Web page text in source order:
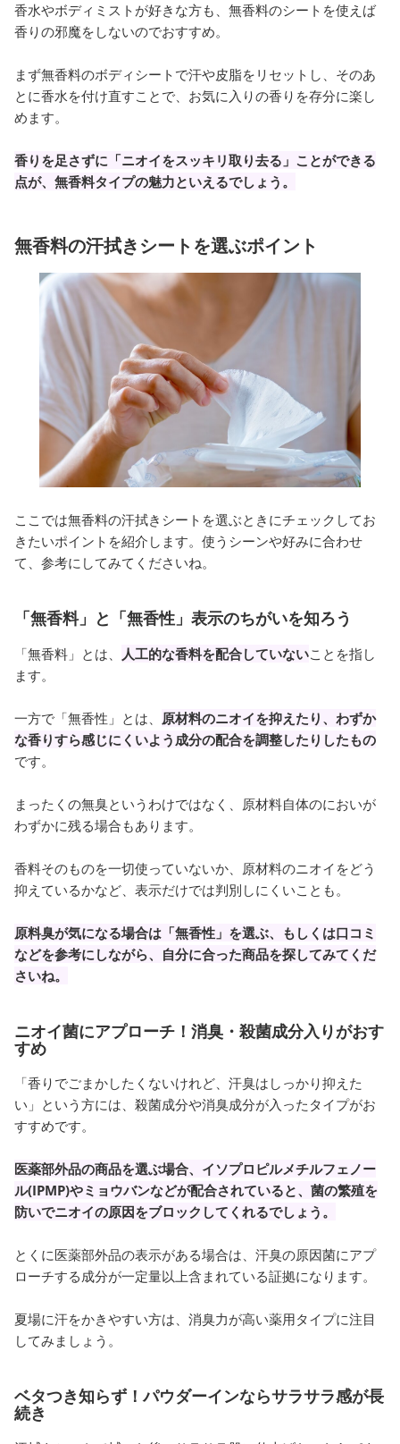
香水やボディミストが好きな方も、無香料のシートを使えば
香りの邪魔をしないのでおすすめ。
まず無香料のボディシートで汗や皮脂をリセットし、そのあ
とに香水を付け直すことで、お気に入りの香りを存分に楽し
めます。
香りを足さずに「ニオイをスッキリ取り去る」ことができる
点が、無香料タイプの魅力といえるでしょう。
無香料の汗拭きシートを選ぶポイント
ここでは無香料の汗拭きシートを選ぶときにチェックしてお
きたいポイントを紹介します。使うシーンや好みに合わせ
て、参考にしてみてくださいね。
「無香料」と「無香性」表示のちがいを知ろう
「無香料」とは、 人工的な香料を配合していないことを指し
ます。
一方で「無香性」とは、 原材料のニオイを抑えたり、わずか
な香りすら感じにくいよう成分の配合を調整したりしたもの
です。
まったくの無臭というわけではなく、原材料自体のにおいが
わずかに残る場合もあります。
香料そのものを一切使っていないか、原材料のニオイをどう
抑えているかなど、表示だけでは判別しにくいことも。
原料臭が気になる場合は「無香性」を選ぶ、もしくは口コミ
などを参考にしながら、自分に合った商品を探してみてくだ
さいね。
ニオイ菌にアプローチ！消臭・殺菌成分入りがおす
すめ
「香りでごまかしたくないけれど、汗臭はしっかり抑えた
い」という方には、殺菌成分や消臭成分が入ったタイプがお
すすめです。
医薬部外品の商品を選ぶ場合、イソプロピルメチルフェノー
ル(IPMP)やミョウバンなどが配合されていると、菌の繁殖を
防いでニオイの原因をブロックしてくれるでしょう。
とくに医薬部外品の表示がある場合は、汗臭の原因菌にアプ
ローチする成分が一定量以上含まれている証拠になります。
夏場に汗をかきやすい方は、消臭力が高い薬用タイプに注目
してみましょう。
ベタつき知らず！パウダーインならサラサラ感が長
続き